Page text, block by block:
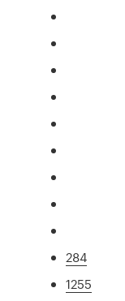
284
1255